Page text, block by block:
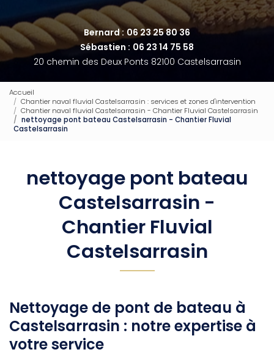
Bernard : 06 23 25 80 36
Sébastien : 06 23 14 75 58
20 chemin des Deux Ponts 82100 Castelsarrasin
Accueil
Chantier naval fluvial Castelsarrasin : services et zones d'intervention
Chantier naval fluvial Castelsarrasin - Chantier Fluvial Castelsarrasin
nettoyage pont bateau Castelsarrasin - Chantier Fluvial
Castelsarrasin
nettoyage pont bateau
Castelsarrasin -
Chantier Fluvial
Castelsarrasin
Nettoyage de pont de bateau à
Castelsarrasin : notre expertise à
votre service